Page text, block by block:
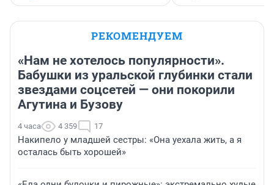
РЕКОМЕНДУЕМ
«Нам не хотелось популярности».
Бабушки из уральской глубинки стали
звездами соцсетей — они покорили
Агутина и Бузову
4 часа 4 359 17
Накипело у младшей сестры: «Она уехала жить, а я
осталась быть хорошей»